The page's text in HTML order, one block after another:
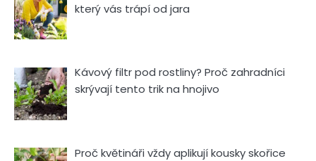
který vás trápí od jara
Kávový filtr pod rostliny? Proč zahradníci
skrývají tento trik na hnojivo
Proč květináři vždy aplikují kousky skořice